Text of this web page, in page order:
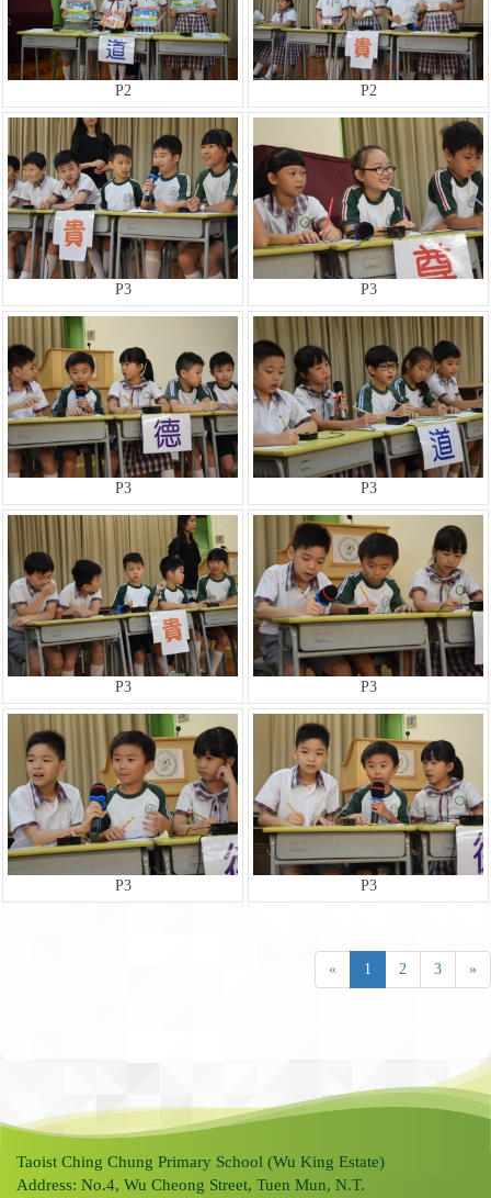
P2 P2
P3 P3
P3 P3
P3 P3
P3 P3
« 1 2 3 »
Taoist Ching Chung Primary School (Wu King Estate)
Address: No.4, Wu Cheong Street, Tuen Mun, N.T.